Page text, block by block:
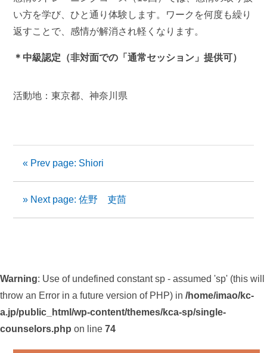
い方を学び、ひと通り体験します。ワークを何度も繰り
返すことで、感情が解消され軽くなります。
＊中級認定（非対面での「通常セッション」提供可）
活動地：東京都、神奈川県
« Prev page: Shiori
» Next page: 佐野 吏茴
Warning: Use of undefined constant sp - assumed 'sp' (this will
throw an Error in a future version of PHP) in /home/imao/kc-
a.jp/public_html/wp-content/themes/kca-sp/single-
counselors.php on line 74